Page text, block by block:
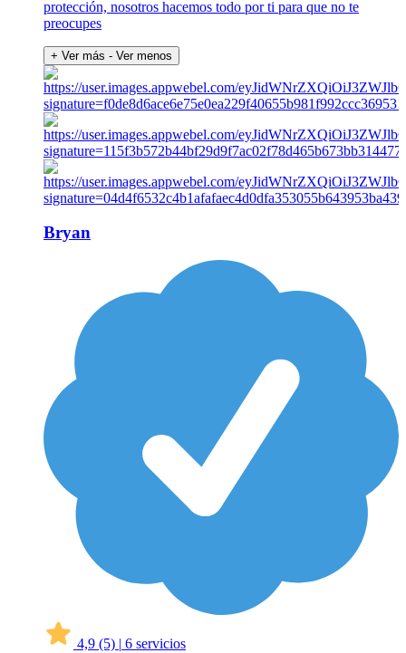
protección, nosotros hacemos todo por ti para que no te
preocupes
+ Ver más - Ver menos
Bryan
4,9 (5) | 6 servicios